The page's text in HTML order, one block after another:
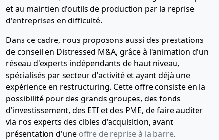
et au maintien d'outils de production par la reprise
d'entreprises en difficulté.
Dans ce cadre, nous proposons aussi des prestations
de conseil en Distressed M&A, grâce à l'animation d'un
réseau d'experts indépendants de haut niveau,
spécialisés par secteur d'activité et ayant déjà une
expérience en restructuring. Cette offre consiste en la
possibilité pour des grands groupes, des fonds
d'investissement, des ETI et des PME, de faire auditer
via nos experts des cibles d'acquisition, avant
présentation d'une offre de reprise à la barre.